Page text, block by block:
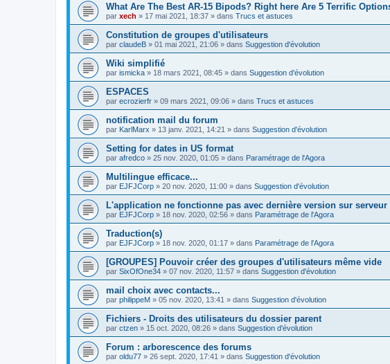
What Are The Best AR-15 Bipods? Right here Are 5 Terrific
par xech » 17 mai 2021, 18:37 » dans Trucs et astuces
Constitution de groupes d'utilisateurs
par claudeB » 01 mai 2021, 21:06 » dans Suggestion d'évolution
Wiki simplifié
par ismicka » 18 mars 2021, 08:45 » dans Suggestion d'évolution
ESPACES
par ecrozierfr » 09 mars 2021, 09:06 » dans Trucs et astuces
notification mail du forum
par KarlMarx » 13 janv. 2021, 14:21 » dans Suggestion d'évolution
Setting for dates in US format
par afredco » 25 nov. 2020, 01:05 » dans Paramétrage de l'Agora
Multilingue efficace...
par EJFJCorp » 20 nov. 2020, 11:00 » dans Suggestion d'évolution
L'application ne fonctionne pas avec dernière version sur serveur
par EJFJCorp » 18 nov. 2020, 02:56 » dans Paramétrage de l'Agora
Traduction(s)
par EJFJCorp » 18 nov. 2020, 01:17 » dans Paramétrage de l'Agora
[GROUPES] Pouvoir créer des groupes d'utilisateurs même vide
par SixOfOne34 » 07 nov. 2020, 11:57 » dans Suggestion d'évolution
mail choix avec contacts...
par philippeM » 05 nov. 2020, 13:41 » dans Suggestion d'évolution
Fichiers - Droits des utilisateurs du dossier parent
par ctzen » 15 oct. 2020, 08:26 » dans Suggestion d'évolution
Forum : arborescence des forums
par oldu77 » 26 sept. 2020, 17:41 » dans Suggestion d'évolution